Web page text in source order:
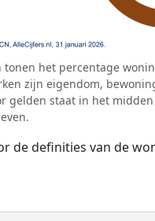
het percentage
zijn eigendom,
gelden staat in het
de definities van de